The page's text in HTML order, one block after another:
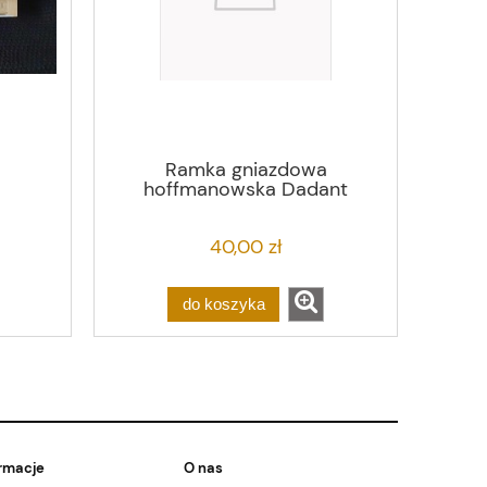
Ramka gniazdowa
hoffmanowska Dadant
40,00 zł
do koszyka
O nas